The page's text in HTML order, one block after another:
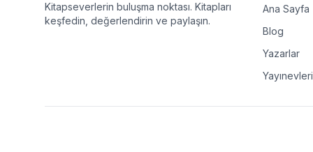
Kitapseverlerin buluşma noktası. Kitapları
keşfedin, değerlendirin ve paylaşın.
Ana Sayfa
Blog
Yazarlar
Yayınevleri